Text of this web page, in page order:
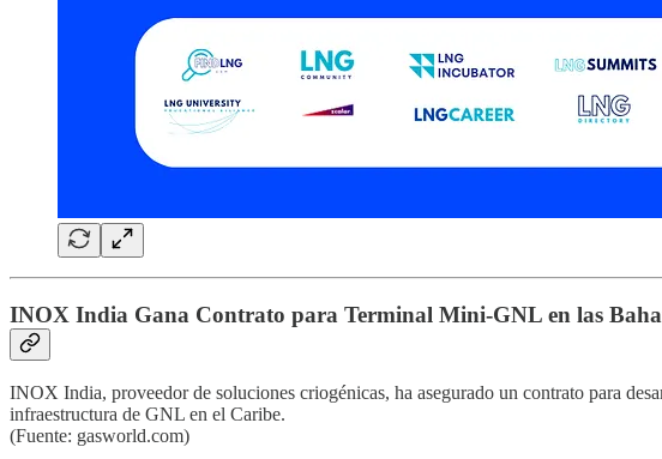
INOX India Gana Contrato para Terminal Mini-GNL en las
INOX India, proveedor de soluciones criogénicas, ha asegurado un contrato para
infraestructura de GNL en el Caribe.
(Fuente: gasworld.com)